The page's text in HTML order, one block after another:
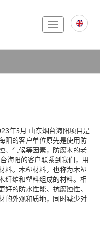
Toggle
navigation
年5月 山东烟台海阳项目是
阳的客户单位原先是使用防
、气候等因素，防腐木的老
海阳的客户联系到我们，用
料。木塑材料，也称为木塑
纤维和塑料组成的材料。相
好的防水性能、抗腐蚀性、
的外观和质地，同时减少对